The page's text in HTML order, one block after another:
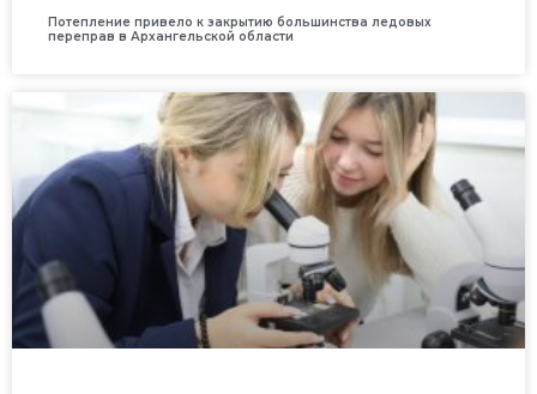
Потепление привело к закрытию большинства ледовых
переправ в Архангельской области